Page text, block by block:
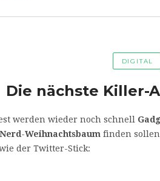
DIGITAL
Die nächste Killer-
werden wieder noch schnell
Nerd-Weihnachtsbaum finden
der Twitter-Stick: